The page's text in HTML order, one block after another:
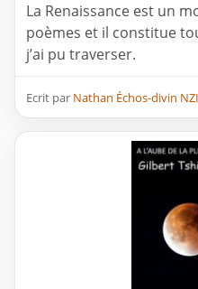
La Renaissance est un
poèmes et il constitue
j’ai pu traverser.
Ecrit par Nathan Échos-divin